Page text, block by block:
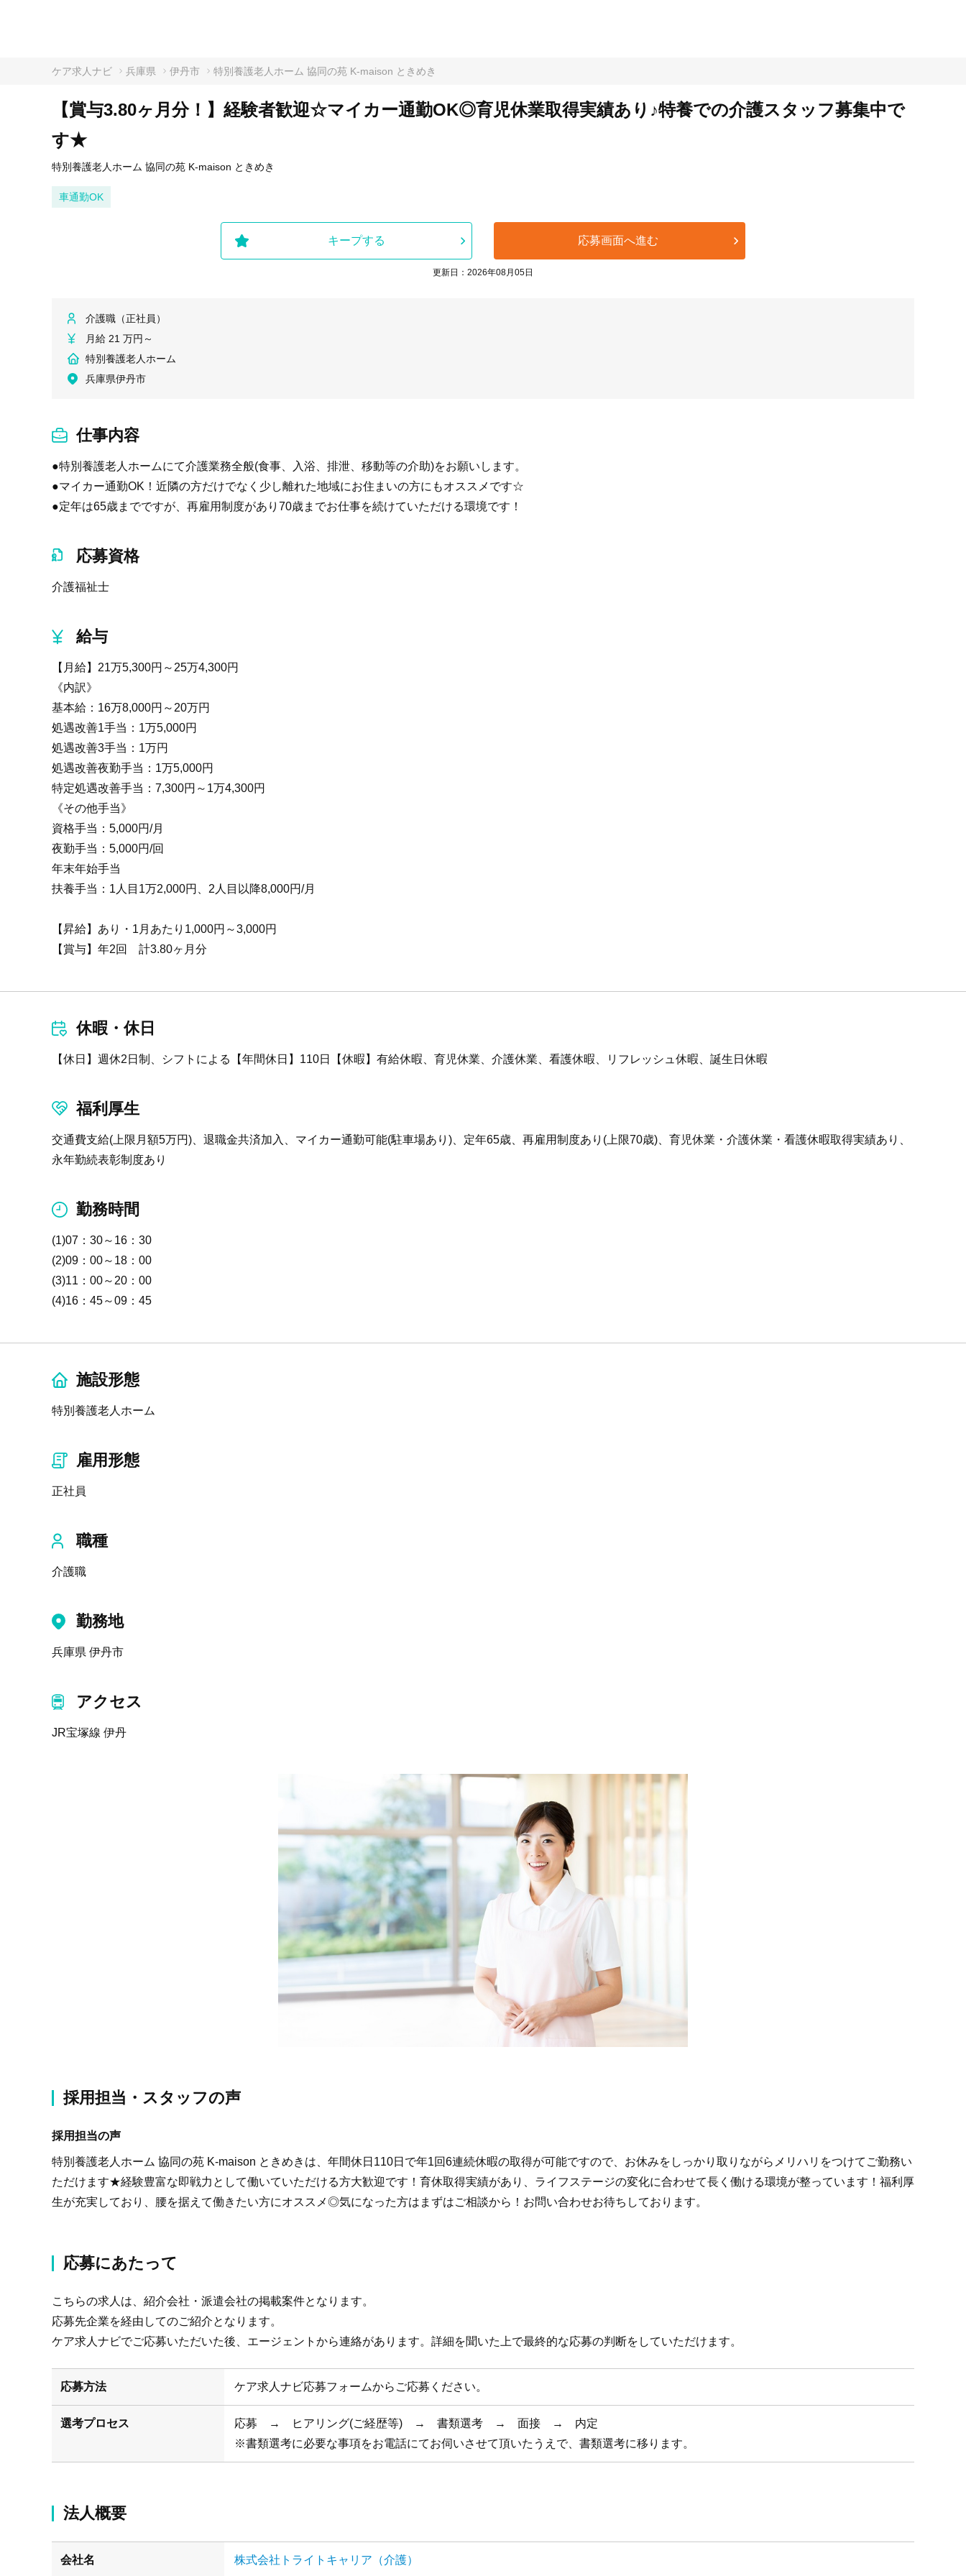
ケア求人ナビ 兵庫県 伊丹市 特別養護老人ホーム 協同の苑 K-maison ときめき
【賞与3.80ヶ月分！】経験者歓迎☆マイカー通勤OK◎育児休業取得実績あり♪特養での介護スタッフ募集中で
す★
特別養護老人ホーム 協同の苑 K-maison ときめき
車通勤OK
キープする 応募画面へ進む
更新日：2026年08月05日
介護職（正社員）
月給 21 万円～
特別養護老人ホーム
兵庫県伊丹市
仕事内容
●特別養護老人ホームにて介護業務全般(食事、入浴、排泄、移動等の介助)をお願いします。
●マイカー通勤OK！近隣の方だけでなく少し離れた地域にお住まいの方にもオススメです☆
●定年は65歳までですが、再雇用制度があり70歳までお仕事を続けていただける環境です！
応募資格
介護福祉士
給与
【月給】21万5,300円～25万4,300円
《内訳》
基本給：16万8,000円～20万円
処遇改善1手当：1万5,000円
処遇改善3手当：1万円
処遇改善夜勤手当：1万5,000円
特定処遇改善手当：7,300円～1万4,300円
《その他手当》
資格手当：5,000円/月
夜勤手当：5,000円/回
年末年始手当
扶養手当：1人目1万2,000円、2人目以降8,000円/月
【昇給】あり・1月あたり1,000円～3,000円
【賞与】年2回 計3.80ヶ月分
休暇・休日
【休日】週休2日制、シフトによる【年間休日】110日【休暇】有給休暇、育児休業、介護休業、看護休暇、リフレッシュ休暇、誕生日休暇
福利厚生
交通費支給(上限月額5万円)、退職金共済加入、マイカー通勤可能(駐車場あり)、定年65歳、再雇用制度あり(上限70歳)、育児休業・介護休業・看護休暇取得実績あり、
永年勤続表彰制度あり
勤務時間
(1)07：30～16：30
(2)09：00～18：00
(3)11：00～20：00
(4)16：45～09：45
施設形態
特別養護老人ホーム
雇用形態
正社員
職種
介護職
勤務地
兵庫県 伊丹市
アクセス
JR宝塚線 伊丹
採用担当・スタッフの声
採用担当の声
特別養護老人ホーム 協同の苑 K-maison ときめきは、年間休日110日で年1回6連続休暇の取得が可能ですので、お休みをしっかり取りながらメリハリをつけてご勤務い
ただけます★経験豊富な即戦力として働いていただける方大歓迎です！育休取得実績があり、ライフステージの変化に合わせて長く働ける環境が整っています！福利厚
生が充実しており、腰を据えて働きたい方にオススメ◎気になった方はまずはご相談から！お問い合わせお待ちしております。
応募にあたって
こちらの求人は、紹介会社・派遣会社の掲載案件となります。
応募先企業を経由してのご紹介となります。
ケア求人ナビでご応募いただいた後、エージェントから連絡があります。詳細を聞いた上で最終的な応募の判断をしていただけます。
応募方法 ケア求人ナビ応募フォームからご応募ください。
選考プロセス
応募 → ヒアリング(ご経歴等) → 書類選考 → 面接 → 内定
※書類選考に必要な事項をお電話にてお伺いさせて頂いたうえで、書類選考に移ります。
法人概要
会社名 株式会社トライトキャリア（介護）